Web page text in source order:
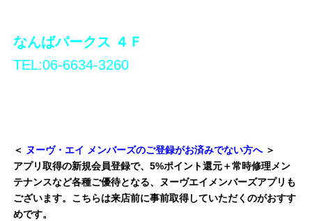
なんばパークス ４Ｆ
TEL:06-6634-3260
＜ ヌーヴ・エイ メンバーズのご登録がお済みでない方へ ＞
アプリ取得の新規会員登録で、5%ポイント還元＋常時修理メン
テナンスなど各種ご優待となる、ヌーヴエイメンバーズアプリも
ございます。こちらは来店前に事前取得していただくのがおすす
めです。